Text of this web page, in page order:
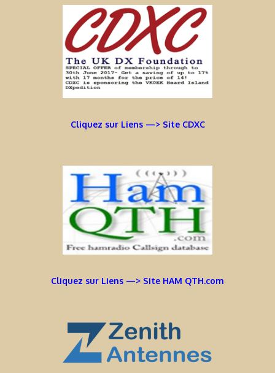
Cliquez sur Liens —> Site CDXC
Cliquez sur Liens —> Site HAM QTH.com